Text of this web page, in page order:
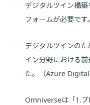
デジタルツイン構
フォームが必要です。
デジタルツインの
イン分野における
た。（Azure Digital
Omniverseは「1.プ